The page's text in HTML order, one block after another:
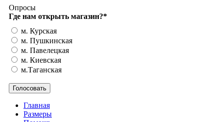
Опросы
Где нам открыть магазин?*
м. Курская
м. Пушкинская
м. Павелецкая
м. Киевская
м.Таганская
Главная
Размеры